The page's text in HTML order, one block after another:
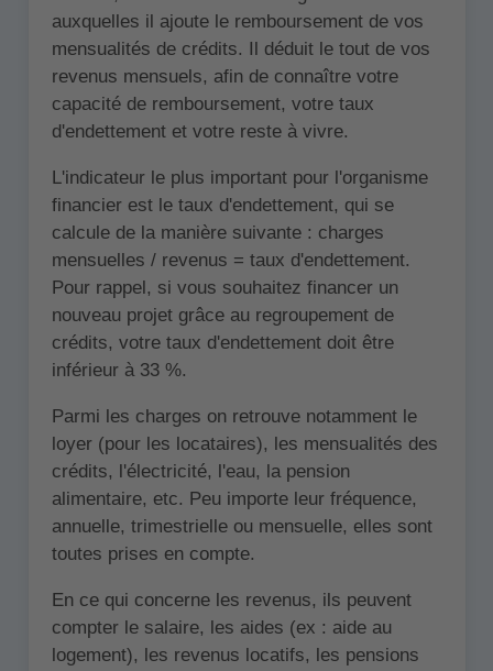
auxquelles il ajoute le remboursement de vos
mensualités de crédits. Il déduit le tout de vos
revenus mensuels, afin de connaître votre
capacité de remboursement, votre taux
d'endettement et votre reste à vivre.
L'indicateur le plus important pour l'organisme
financier est le taux d'endettement, qui se
calcule de la manière suivante : charges
mensuelles / revenus = taux d'endettement.
Pour rappel, si vous souhaitez financer un
nouveau projet grâce au regroupement de
crédits, votre taux d'endettement doit être
inférieur à 33 %.
Parmi les charges on retrouve notamment le
loyer (pour les locataires), les mensualités des
crédits, l'électricité, l'eau, la pension
alimentaire, etc. Peu importe leur fréquence,
annuelle, trimestrielle ou mensuelle, elles sont
toutes prises en compte.
En ce qui concerne les revenus, ils peuvent
compter le salaire, les aides (ex : aide au
logement), les revenus locatifs, les pensions